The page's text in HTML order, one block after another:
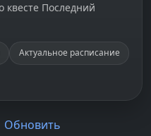
квесте Последний
Актуальное расписание
Обновить